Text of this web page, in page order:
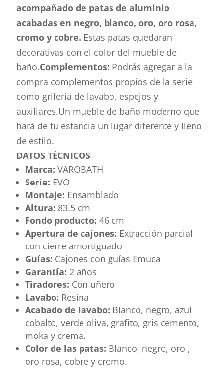
acompañado de patas de aluminio
acabadas en negro, blanco, oro, oro rosa,
cromo y cobre. Estas patas quedarán
decorativas con el color del mueble de
baño.Complementos: Podrás agregar a la
compra complementos propios de la serie
como grifería de lavabo, espejos y
auxiliares.Un mueble de baño moderno que
hará de tu estancia un lugar diferente y lleno
de estilo.
DATOS TÉCNICOS
Marca:VAROBATH
Serie: EVO
Montaje: Ensamblado
Altura: 83.5 cm
Fondo producto:46 cm
Apertura de cajones: Extracción parcial
con cierre amortiguado
Guías: Cajones con guías Emuca
Garantía: 2 años
Tiradores: Con uñero
Lavabo: Resina
Acabado de lavabo: Blanco, negro, azul
cobalto, verde oliva, grafito, gris cemento,
moka y crema.
Color de las patas: Blanco, negro, oro ,
oro rosa, cobre y cromo.